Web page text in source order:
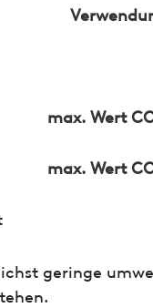
max. Wert
max. Wert
geringe